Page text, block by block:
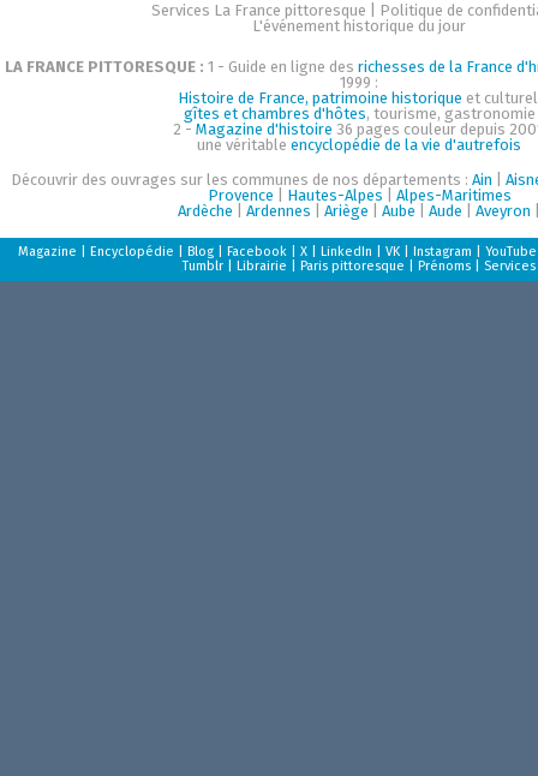
Services La France pittoresque
Politique de
L'événement historique du jour
LA FRANCE PITTORESQUE : 1 - Guide en ligne des richesses de la France
1999 :
Histoire de France, patrimoine historique et
gîtes et chambres d'hôtes, tourisme, gastronomie
2 - Magazine d'histoire 36 pages couleur depuis
une véritableencyclopédie de la vie d'autrefois
Découvrir des ouvrages sur les communes de nos départements :Ain |
Provence
Hautes-Alpes
Alpes-Maritimes
Ardèche |Ardennes |Ariège |Aube |Aude |Aveyron
Magazine |Encyclopédie |Blog |Facebook |X |LinkedIn |VK |Instagram |YouTube
Tumblr |Librairie |Paris pittoresque |Prénoms Services